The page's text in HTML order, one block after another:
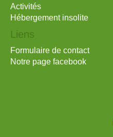
Activités
Hébergement insolite
Liens
Formulaire de contact
Notre page facebook